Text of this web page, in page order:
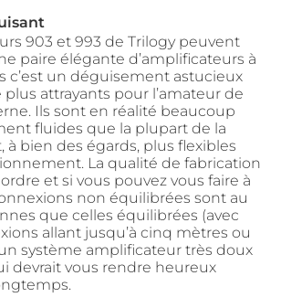
903 et 993 de Trilogy peuvent
paire élégante d’amplificateurs à
c’est un déguisement astucieux
attrayants pour l’amateur de
Ils sont en réalité beaucoup
fluides que la plupart de la
à bien des égards, plus flexibles
La qualité de fabrication
et si vous pouvez vous faire à
non équilibrées sont au
que celles équilibrées (avec
allant jusqu’à cinq mètres ou
système amplificateur très doux
devrait vous rendre heureux